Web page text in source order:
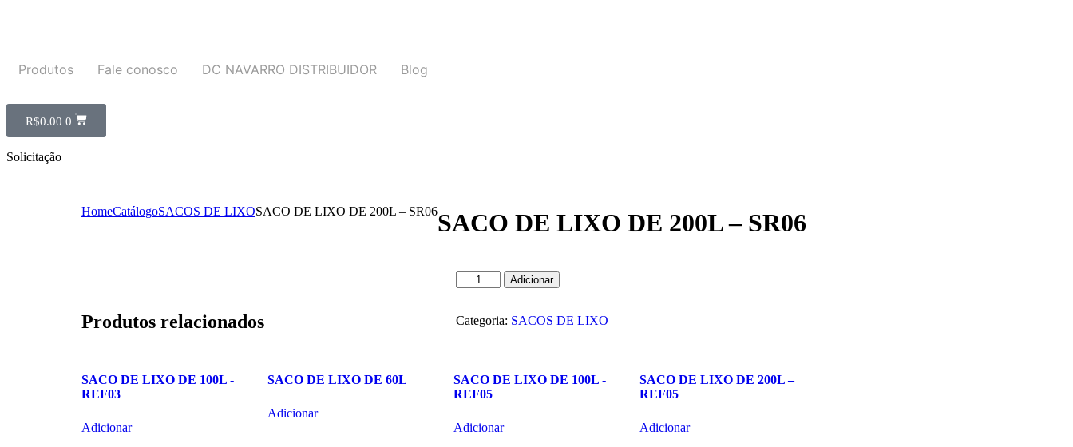
Produtos Fale conosco DC NAVARRO DISTRIBUIDOR Blog
R$0.00 0
Solicitação
HomeCatálogoSACOS DE LIXOSACO DE LIXO DE 200L – SR06SACO DE LIXO DE 200L – SR06
Adicionar
Categoria: SACOS DE LIXO
Produtos relacionados
SACO DE LIXO DE 100L -
REF03
Adicionar
SACO DE LIXO DE 60L
Adicionar
SACO DE LIXO DE 100L -
REF05
Adicionar
SACO DE LIXO DE 200L –
REF05
Adicionar